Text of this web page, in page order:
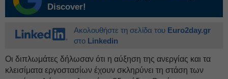
Discover!
Ακολουθήστε τη σελίδα του Euro2day.gr
στο Linkedin
Οι διπλωμάτες δήλωσαν ότι η αύξηση της ανεργίας και τα
κλεισίματα εργοστασίων έχουν σκληρύνει τη στάση των